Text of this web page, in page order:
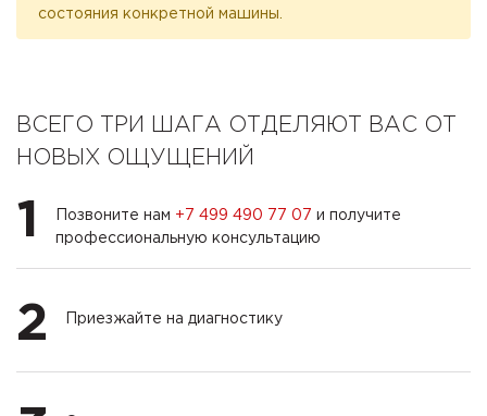
состояния конкретной машины.
ВСЕГО ТРИ ШАГА ОТДЕЛЯЮТ ВАС ОТ
НОВЫХ ОЩУЩЕНИЙ
1 Позвоните нам +7 499 490 77 07 и получите
профессиональную консультацию
2 Приезжайте на диагностику